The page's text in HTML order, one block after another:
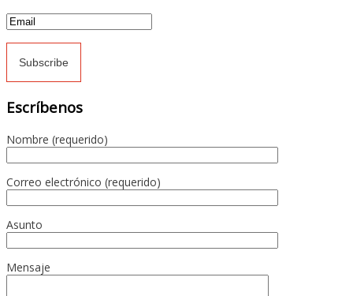
Escríbenos
Nombre (requerido)
Correo electrónico (requerido)
Asunto
Mensaje